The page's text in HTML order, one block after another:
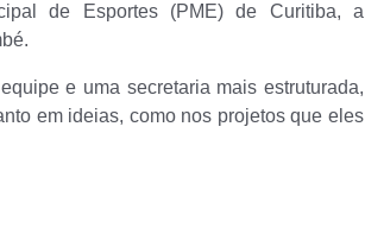
de Esportes (PME) de Curitiba, a
e uma secretaria mais estruturada,
em ideias, como nos projetos que eles